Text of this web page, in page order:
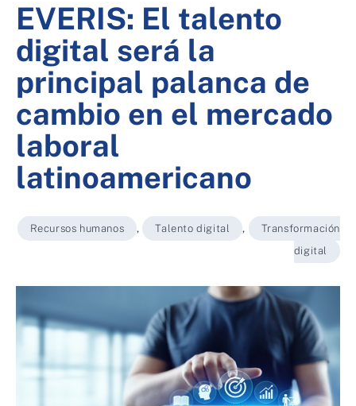
EVERIS: El talento
digital será la
principal palanca de
cambio en el mercado
laboral
latinoamericano
Recursos humanos , Talento digital ,
Transformación
digital